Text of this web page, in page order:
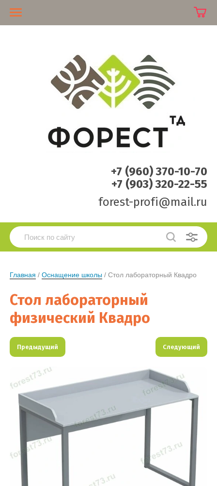
+7 (960) 370-10-70
+7 (903) 320-22-55
forest-profi@mail.ru
Главная / Оснащение школы / Стол лабораторный Квадро
Стол лабораторный
физический Квадро
Предыдущий Следующий